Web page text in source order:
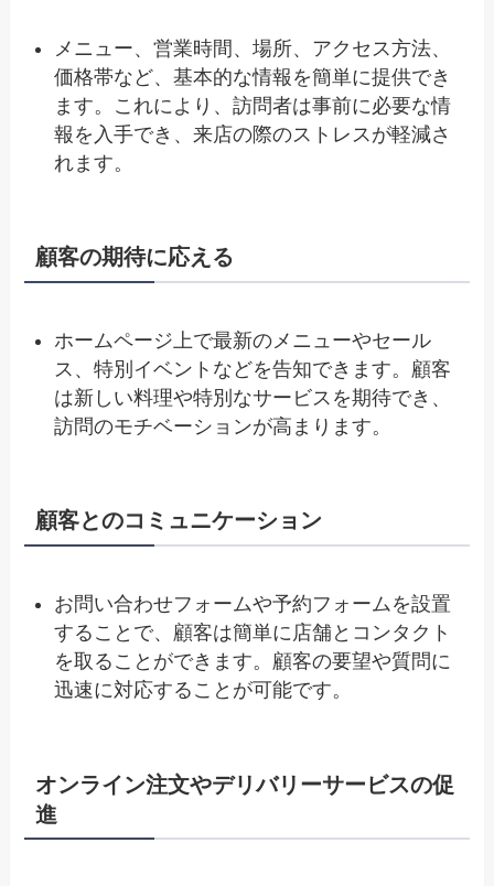
メニュー、営業時間、場所、アクセス方法、
価格帯など、基本的な情報を簡単に提供でき
ます。これにより、訪問者は事前に必要な情
報を入手でき、来店の際のストレスが軽減さ
れます。
顧客の期待に応える
ホームページ上で最新のメニューやセール
ス、特別イベントなどを告知できます。顧客
は新しい料理や特別なサービスを期待でき、
訪問のモチベーションが高まります。
顧客とのコミュニケーション
お問い合わせフォームや予約フォームを設置
することで、顧客は簡単に店舗とコンタクト
を取ることができます。顧客の要望や質問に
迅速に対応することが可能です。
オンライン注文やデリバリーサービスの促
進